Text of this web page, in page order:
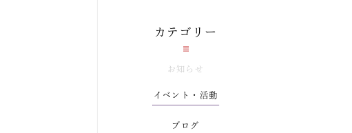
カテゴリー
お知らせ
イベント・活動
ブログ